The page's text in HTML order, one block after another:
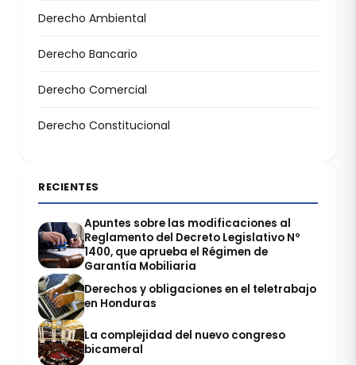
Derecho Ambiental
Derecho Bancario
Derecho Comercial
Derecho Constitucional
RECIENTES
Apuntes sobre las modificaciones al
Reglamento del Decreto Legislativo Nº
1400, que aprueba el Régimen de
Garantía Mobiliaria
Derechos y obligaciones en el teletrabajo
en Honduras
La complejidad del nuevo congreso
bicameral